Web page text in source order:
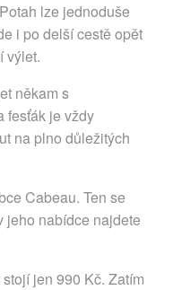
lze jednoduše
i po delší cestě opět
výlet.
někam s
fesťák je vždy
na plno důležitých
Cabeau. Ten se
jeho nabídce najdete
jen 990 Kč. Zatím